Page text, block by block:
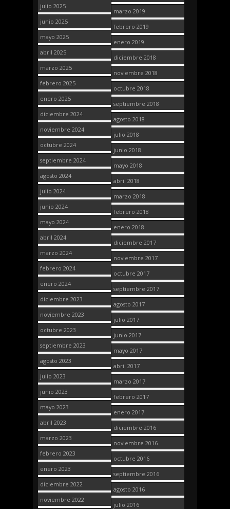
julio 2025
junio 2025
mayo 2025
abril 2025
marzo 2025
febrero 2025
enero 2025
diciembre 2024
noviembre 2024
octubre 2024
septiembre 2024
agosto 2024
julio 2024
junio 2024
mayo 2024
abril 2024
marzo 2024
febrero 2024
enero 2024
diciembre 2023
noviembre 2023
octubre 2023
septiembre 2023
agosto 2023
julio 2023
junio 2023
mayo 2023
abril 2023
marzo 2023
febrero 2023
enero 2023
diciembre 2022
noviembre 2022
marzo 2019
febrero 2019
enero 2019
diciembre 2018
noviembre 2018
octubre 2018
septiembre 2018
agosto 2018
julio 2018
junio 2018
mayo 2018
abril 2018
marzo 2018
febrero 2018
enero 2018
diciembre 2017
noviembre 2017
octubre 2017
septiembre 2017
agosto 2017
julio 2017
junio 2017
mayo 2017
abril 2017
marzo 2017
febrero 2017
enero 2017
diciembre 2016
noviembre 2016
octubre 2016
septiembre 2016
agosto 2016
julio 2016